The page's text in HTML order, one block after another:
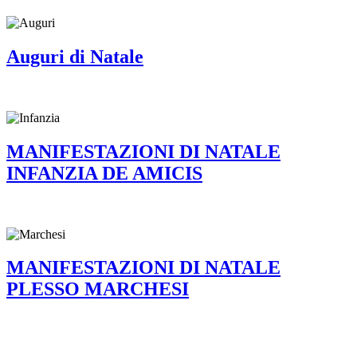
Auguri di Natale
MANIFESTAZIONI DI NATALE
INFANZIA DE AMICIS
MANIFESTAZIONI DI NATALE
PLESSO MARCHESI